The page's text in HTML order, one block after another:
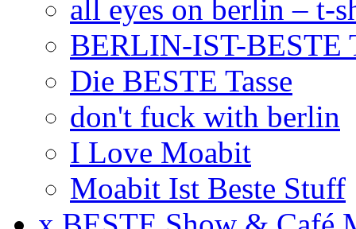
all eyes on berlin – t-
BERLIN-IST-BESTE
Die BESTE Tasse
don't fuck with berlin
I Love Moabit
Moabit Ist Beste Stuff